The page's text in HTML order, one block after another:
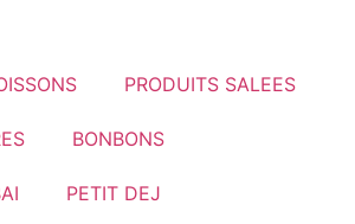
PRODUITS SALEES
BONBONS
PETIT DEJ